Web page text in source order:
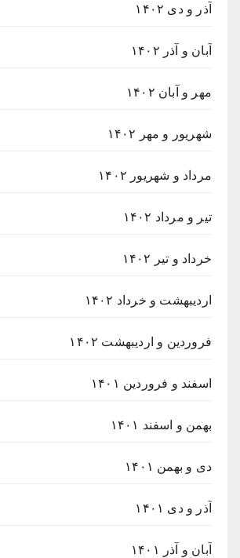
آذر و دی ۱۴۰۲
آبان و آذر ۱۴۰۲
مهر و آبان ۱۴۰۲
شهریور و مهر ۱۴۰۲
مرداد و شهریور ۱۴۰۲
تیر و مرداد ۱۴۰۲
خرداد و تیر ۱۴۰۲
اردیبهشت و خرداد ۱۴۰۲
فروردین و اردیبهشت ۱۴۰۲
اسفند و فروردین ۱۴۰۱
بهمن و اسفند ۱۴۰۱
دی و بهمن ۱۴۰۱
آذر و دی ۱۴۰۱
آبان و آذر ۱۴۰۱